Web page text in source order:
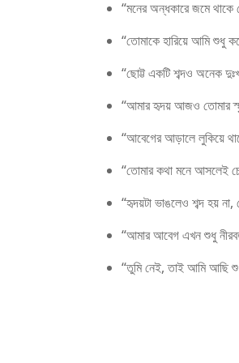
“মনের অন্ধকারে জমে থাকে
“তোমাকে হারিয়ে আমি শুধু
“ছোট্ট একটি শব্দও অনেক
“আমার হৃদয় আজও তোমার
“আবেগের আড়ালে লুকিয়ে
“তোমার কথা মনে আসলেই
“হৃদয়টা ভাঙলেও শব্দ হয়
“আমার আবেগ এখন শুধু
“তুমি নেই, তাই আমি আছি